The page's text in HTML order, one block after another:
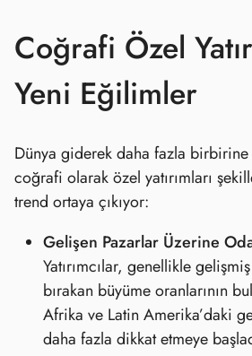
Coğrafi Özel
Yeni Eğilimler
Dünya giderek daha fazla
coğrafi olarak özel yatırımları
trend ortaya çıkıyor:
Gelişen Pazarlar Üzerine
Yatırımcılar, genellikle
bırakan büyüme oranlarının
Afrika ve Latin Amerika’daki
daha fazla dikkat etmeye